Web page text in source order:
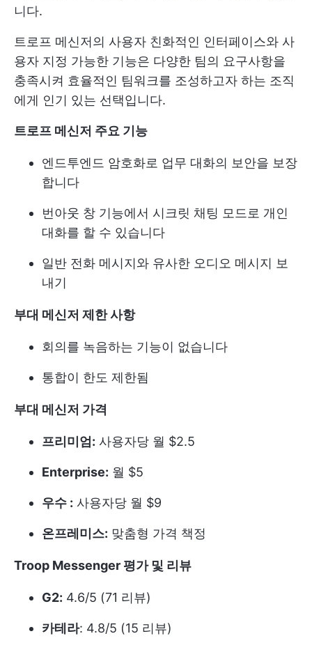
니다.
트로프 메신저의 사용자 친화적인 인터페이스와 사
용자 지정 가능한 기능은 다양한 팀의 요구사항을
충족시켜 효율적인 팀워크를 조성하고자 하는 조직
에게 인기 있는 선택입니다.
트로프 메신저 주요 기능
엔드투엔드 암호화로 업무 대화의 보안을 보장
합니다
번아웃 창 기능에서 시크릿 채팅 모드로 개인
대화를 할 수 있습니다
일반 전화 메시지와 유사한 오디오 메시지 보
내기
부대 메신저 제한 사항
회의를 녹음하는 기능이 없습니다
통합이 한도 제한됨
부대 메신저 가격
프리미엄: 사용자당 월 $2.5
Enterprise: 월 $5
우수 : 사용자당 월 $9
온프레미스: 맞춤형 가격 책정
Troop Messenger 평가 및 리뷰
G2: 4.6/5 (71 리뷰)
카테라: 4.8/5 (15 리뷰)